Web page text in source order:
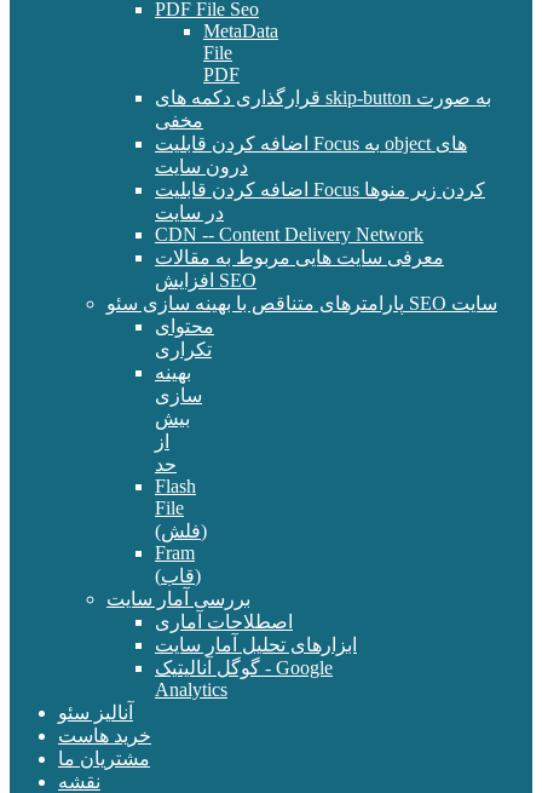
PDF File Seo
MetaData
File
PDF
قرارگذاری دکمه های skip-button به صورت
مخفی
اضافه کردن قابلیت Focus به object های
درون سایت
اضافه کردن قابلیت Focus کردن زیر منوها
در سایت
CDN -- Content Delivery Network
معرفی سایت هایی مربوط به مقالات
افزایش SEO
پارامترهای متناقص با بهینه سازی سئو SEO سایت
محتوای
تکراری
بهینه
سازی
بیش
از
حد
Flash
File
(فلش)
Fram
(قاب)
بررسی آمار سایت
اصطلاحات آماری
ابزارهای تحلیل آمار سایت
گوگل آنالیتیک - Google
Analytics
آنالیز سئو
خرید هاست
مشتریان ما
نقشه